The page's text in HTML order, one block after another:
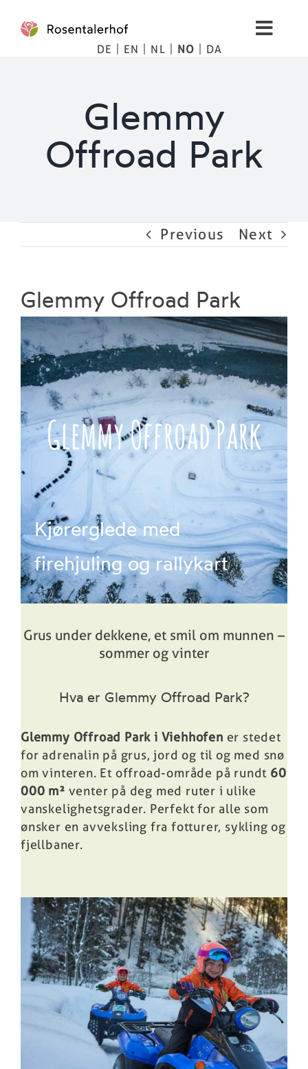
content
spa
Bilder
Tips
Priser
Bok
Glemmy
Offroad Park
Previous Next
Glemmy Offroad Park
Glemmy Offroad Park
Kjørerglede med
firehjuling og rallykart
Grus under dekkene, et smil om munnen –
sommer og vinter
Hva er Glemmy Offroad Park?
Glemmy Offroad Park i Viehhofen er stedet
for adrenalin på grus, jord og til og med snø
om vinteren. Et offroad-område på rundt 60
000 m² venter på deg med ruter i ulike
vanskelighetsgrader. Perfekt for alle som
ønsker en avveksling fra fotturer, sykling og
fjellbaner.
DE EN NL NO DA